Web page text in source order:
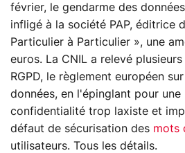
février, le gendarme des
infligé à la société PAP, éditrice
Particulier à Particulier », une
euros. La CNIL a relevé
RGPD, le règlement européen
données, en l'épinglant pour
confidentialité trop laxiste et
défaut de sécurisation des mots
utilisateurs. Tous les détails.